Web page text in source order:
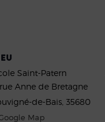
Saint-Patern
Anne de Bretagne
de-Bais 35680
Map